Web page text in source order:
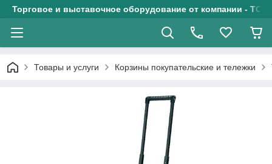
Торговое и выставочное оборудование от компании - ТОО
Товары и услуги Корзины покупательские и тележки